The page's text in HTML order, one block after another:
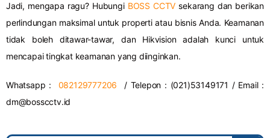
Jadi, mengapa ragu? Hubungi BOSS CCTV sekarang dan berikan
perlindungan maksimal untuk properti atau bisnis Anda. Keamanan
tidak boleh ditawar-tawar, dan Hikvision adalah kunci untuk
mencapai tingkat keamanan yang diinginkan.
Whatsapp : 082129777206 / Telepon : (021)53149171 / Email :
dm@bosscctv.id